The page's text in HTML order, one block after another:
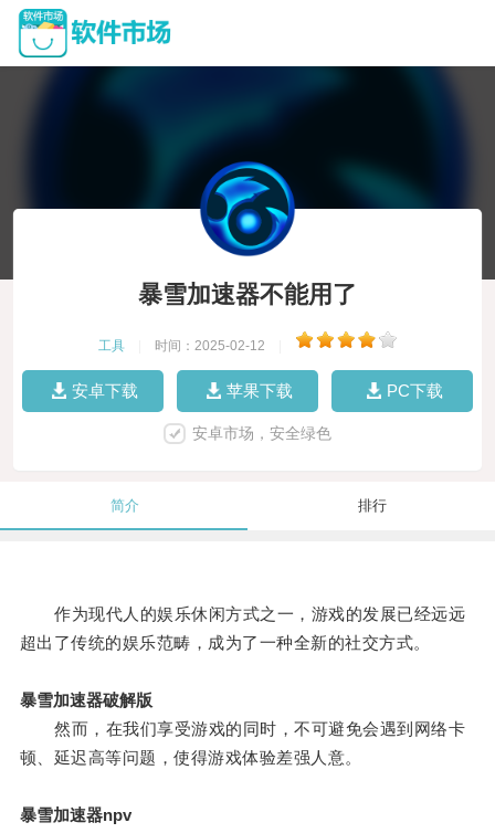
暴雪加速器不能用了
工具 时间：2025-02-12
安卓下载 苹果下载 PC下载
安卓市场，安全绿色
简介 排行
作为现代人的娱乐休闲方式之一，游戏的发展已经远远
超出了传统的娱乐范畴，成为了一种全新的社交方式。
暴雪加速器破解版
然而，在我们享受游戏的同时，不可避免会遇到网络卡
顿、延迟高等问题，使得游戏体验差强人意。
暴雪加速器npv